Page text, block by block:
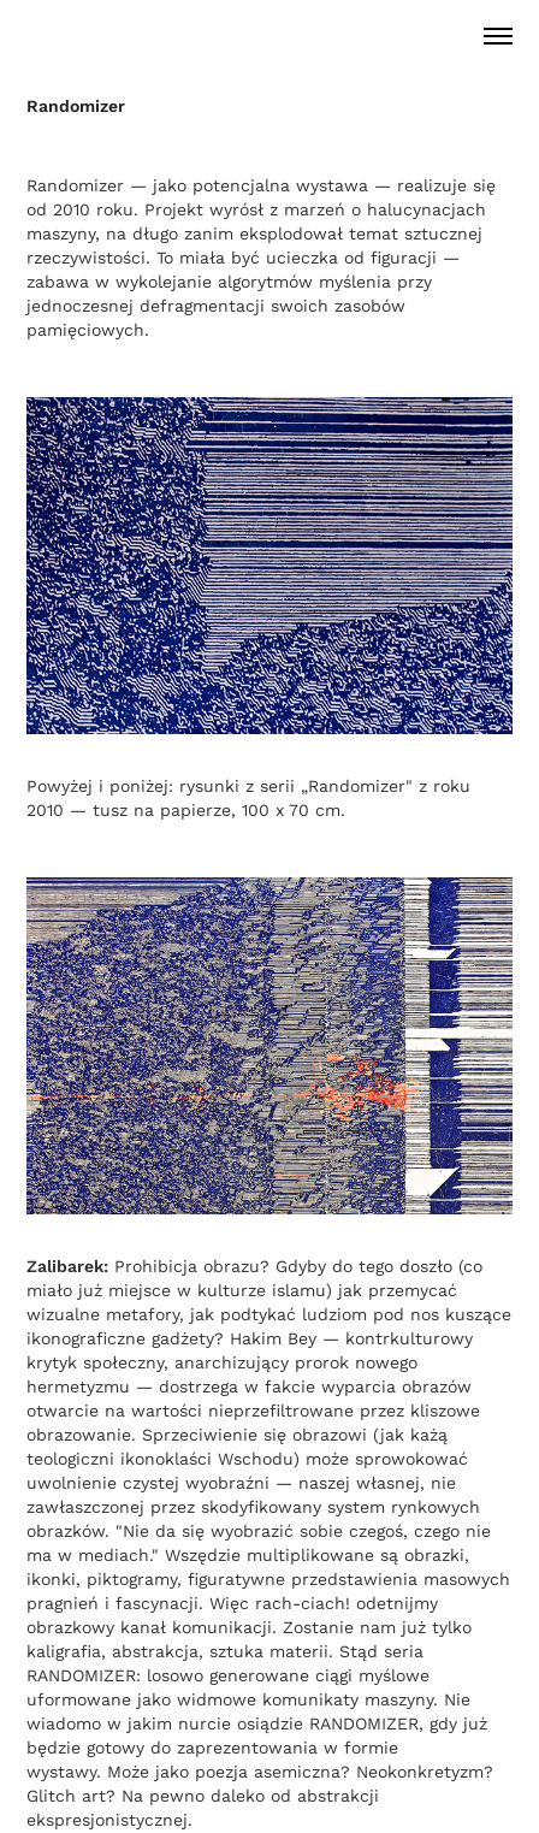
Randomizer
Randomizer — jako potencjalna wystawa — realizuje się
od 2010 roku. Projekt wyrósł z marzeń o halucynacjach
maszyny, na długo zanim eksplodował temat sztucznej
rzeczywistości. To miała być ucieczka od figuracji —
zabawa w wykolejanie algorytmów myślenia przy
jednoczesnej defragmentacji swoich zasobów
pamięciowych.
Powyżej i poniżej: rysunki z serii „Randomizer" z roku
2010 — tusz na papierze, 100 x 70 cm.
Zalibarek: Prohibicja obrazu? Gdyby do tego doszło (co
miało już miejsce w kulturze islamu) jak przemycać
wizualne metafory, jak podtykać ludziom pod nos kuszące
ikonograficzne gadżety? Hakim Bey — kontrkulturowy
krytyk społeczny, anarchizujący prorok nowego
hermetyzmu — dostrzega w fakcie wyparcia obrazów
otwarcie na wartości nieprzefiltrowane przez kliszowe
obrazowanie. Sprzeciwienie się obrazowi (jak każą
teologiczni ikonoklaści Wschodu) może sprowokować
uwolnienie czystej wyobraźni — naszej własnej, nie
zawłaszczonej przez skodyfikowany system rynkowych
obrazków. "Nie da się wyobrazić sobie czegoś, czego nie
ma w mediach." Wszędzie multiplikowane są obrazki,
ikonki, piktogramy, figuratywne przedstawienia masowych
pragnień i fascynacji. Więc rach-ciach! odetnijmy
obrazkowy kanał komunikacji. Zostanie nam już tylko
kaligrafia, abstrakcja, sztuka materii. Stąd seria
RANDOMIZER: losowo generowane ciągi myślowe
uformowane jako widmowe komunikaty maszyny. Nie
wiadomo w jakim nurcie osiądzie RANDOMIZER, gdy już
będzie gotowy do zaprezentowania w formie
wystawy. Może jako poezja asemiczna? Neokonkretyzm?
Glitch art? Na pewno daleko od abstrakcji
ekspresjonistycznej.